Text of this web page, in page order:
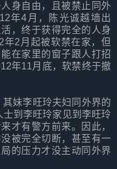
身自由，且被禁止同外
年4月，陈光诚越墙出
，终于获得完全的人身
年2月起被软禁在家，但
在家里的窗子跟人打招
年11月底，软禁终于撤
其妹李旺玲夫妇同外界的
到李旺玲家见到李旺玲
才有警方前来。因此，
被完全切断，甚至有一
的压力才没主动同外界